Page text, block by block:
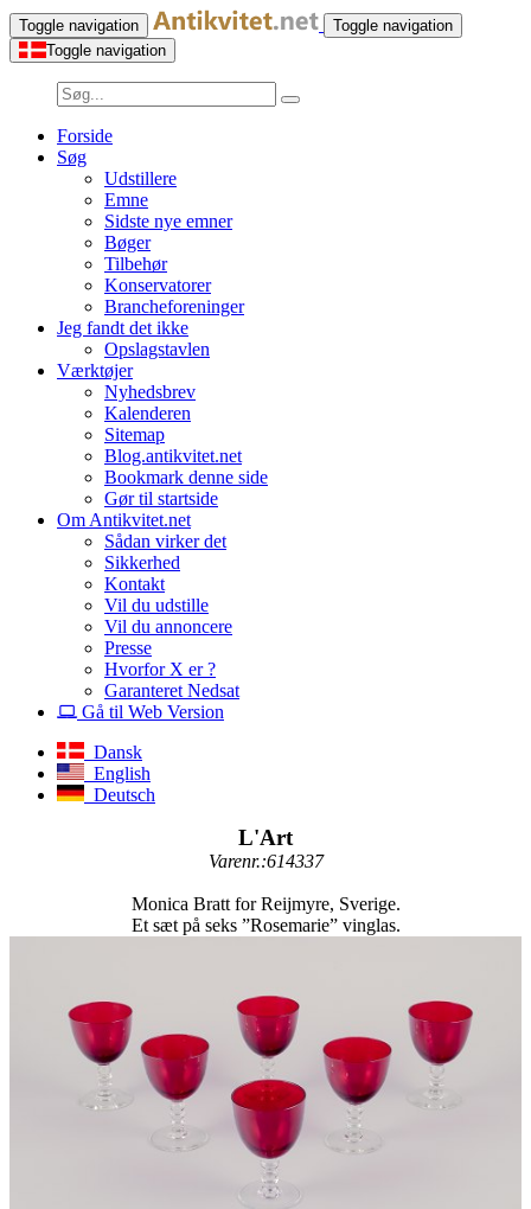
Toggle navigation
Toggle navigation
Toggle navigation
Forside
Søg
Udstillere
Emne
Sidste nye emner
Bøger
Tilbehør
Konservatorer
Brancheforeninger
Jeg fandt det ikke
Opslagstavlen
Værktøjer
Nyhedsbrev
Kalenderen
Sitemap
Blog.antikvitet.net
Bookmark denne side
Gør til startside
Om Antikvitet.net
Sådan virker det
Sikkerhed
Kontakt
Vil du udstille
Vil du annoncere
Presse
Hvorfor X er ?
Garanteret Nedsat
Gå til Web Version
Dansk
English
Deutsch
L'Art
Varenr.:614337
Monica Bratt for Reijmyre, Sverige.
Et sæt på seks ”Rosemarie” vinglas.